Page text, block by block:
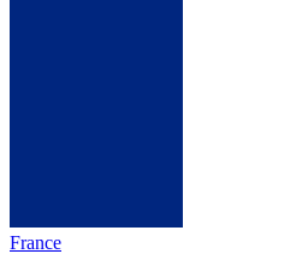
France